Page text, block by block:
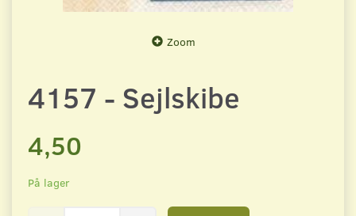
Zoom
4157 - Sejlskibe
4,50
På lager